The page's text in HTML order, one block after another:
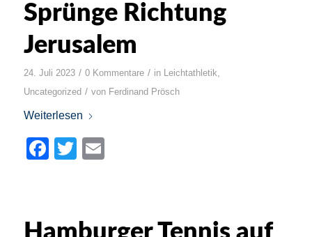
Sprünge Richtung
Jerusalem
24. Juli 2023 / 0 Kommentare / in Leichtathletik,
Uncategorized / von Ferdinand Prösch
Weiterlesen
Facebook
Twitter